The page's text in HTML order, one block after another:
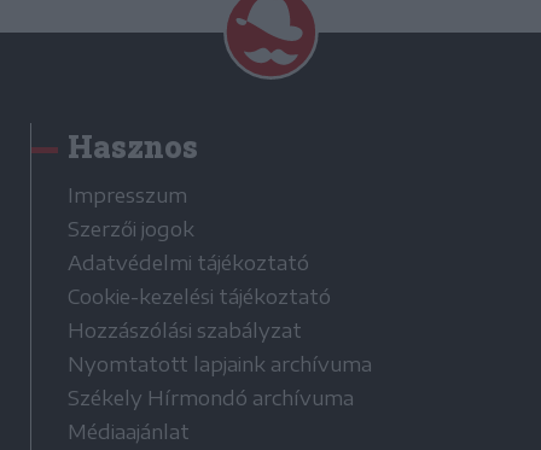
Hasznos
Impresszum
Szerzői jogok
Adatvédelmi tájékoztató
Cookie-kezelési tájékoztató
Hozzászólási szabályzat
Nyomtatott lapjaink archívuma
Székely Hírmondó archívuma
Médiaajánlat